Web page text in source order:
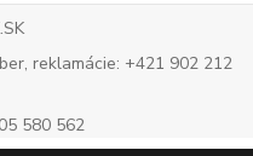
reklamácie: +421 902 212
580 562